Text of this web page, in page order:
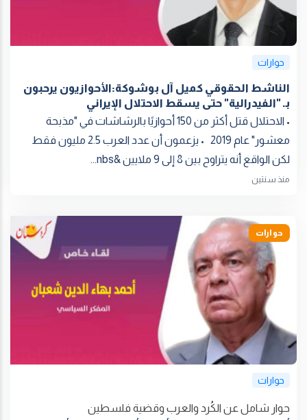
حوارات
الناشط الحقوقي كميل آل بوشوكة:الأحوازيون يرحبون
بـ "الفيدرالية" حتى يسقط الاحتلال الإيراني
• الاحتلال قتل أكثر من 150 أحوازيًا بالرشاشات في "مذبحة
معشور" عام 2019 • يزعمون أن عدد العرب 2.5 مليون فقط
لكن الواقع أنه يتراوح بين 8 إلى 9 ملايين &nbs...
منذ سنتين
حوارات
حوارات
حوار شامل عن الكُرد والعرب وقضية فلسطين